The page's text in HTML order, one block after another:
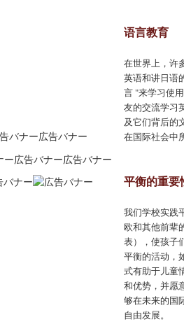
语言教育
在世界上，许
英语和讲日语
言 "来学习使
友的交流学习
及它们背后的
在国际社会中
平衡的重要
我们学校实践
欧和其他前辈
表），使孩子
平衡的活动，
式有助于儿童
和优势，并愿
够在未来的国
自由发展。